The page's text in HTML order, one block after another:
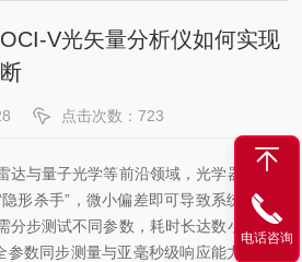
V光矢量分析仪如何实现
点击次数：723
与量子光学等前沿领域，光学器件的损
形杀手”，微小偏差即可导致系统性能断
分步测试不同参数，耗时长达数小时。而
参数同步测量与亚毫秒级响应能力，成为
电话咨询